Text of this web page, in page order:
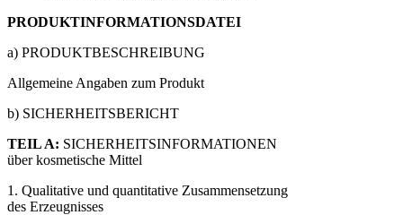
PRODUKTINFORMATIONSDATEI
a) PRODUKTBESCHREIBUNG
Allgemeine Angaben zum Produkt
b) SICHERHEITSBERICHT
TEIL A: SICHERHEITSINFORMATIONEN
über kosmetische Mittel
1. Qualitative und quantitative Zusammensetzung
des Erzeugnisses